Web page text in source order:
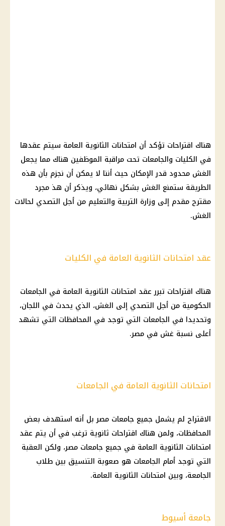
هناك اقتراحات تؤكد أن امتحانات الثانوية العامة سيتم عقدها
في الكليات والجامعات تحت مراقبة الموظفين هناك مما يجعل
الغش محدود قدر الإمكان حيث أننا لا يمكن أن نجزم بأن هذه
الطريقة ستمنع الغش بشكل نهائي، ويذكر أن هذ مجرد
مقترح مقدم إلى وزارة التربية والتعليم من أجل التصدي لحالات
الغش.
عقد امتحانات الثانوية العامة في الكليات
هناك اقتراحات تبرر عقد امتحانات الثانوية العامة في الجامعات
الحكومية من أجل التصدي إلى الغش، الذي يحدث في اللجان،
وتحديدا في الجامعات التي توجد في المحافظات التي تشهد
أعلى نسبة غش في مصر.
امتحانات الثانوية العامة في الجامعات
الاقتراح لم يشمل جميع جامعات مصر بل أنه استهدف بعض
المحافظات، ولمن هناك اقتراحات ثانوية ترغب في أن يتم عقد
امتحانات الثانوية العامة في جميع جامعات مصر، ولكن العقبة
التي توجد أمام الجامعات هو صعوبة التنسيق بين طلاب
الجامعة، وبين امتحانات الثانوية العامة.
جامعة أسيوط